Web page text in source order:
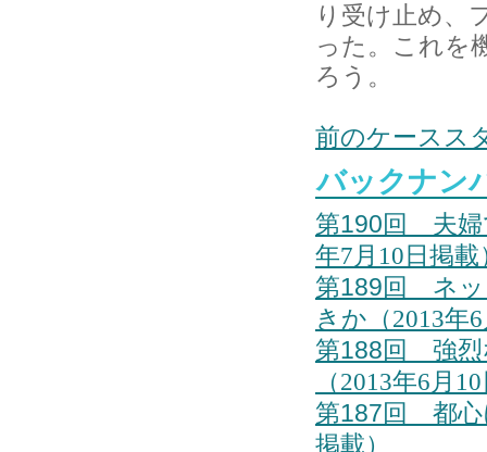
り受け止め、
った。これを
ろう。
前のケースス
バックナン
第190回 夫婦
年7月10日掲載
第189回 ネッ
きか （2013年
第188回 強烈
（2013年6月
第187回 都
掲載）